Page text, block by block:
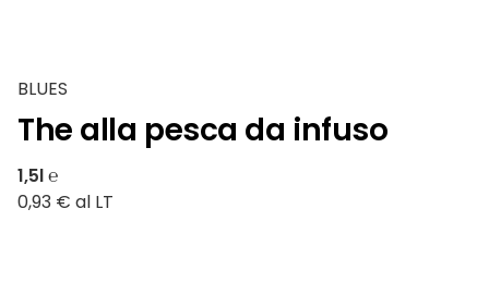
BLUES
The alla pesca da infuso
1,5l ℮
0,93 € al LT